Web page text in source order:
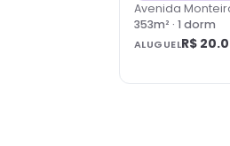
Avenida
353m² · 1 dorm
ALUGUELR$